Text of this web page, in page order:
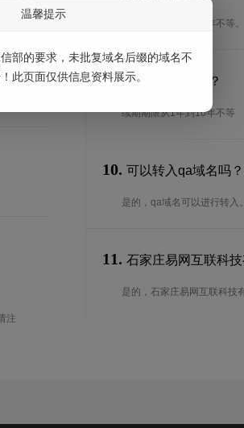
注
注册期限从1年到10年不等。
9. 续期期限是多长？
续期期限从1年到10年不等
10. 可以转入qa域名吗
是的，qa域名可以进行转入
11. 石家庄易网互联科
是的，石家庄易网互联科技
温馨提示
部的要求，未批复域名后缀的域名不
此页面仅供信息资料展示。